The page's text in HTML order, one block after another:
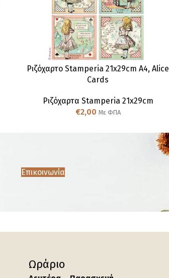
Ριζόχαρτο Stamperia 21x29cm A4, Alice
Cards
Ριζόχαρτα Stamperia 21x29cm
€2,00 Με ΦΠΑ
Επικοινωνία
Ωράριο